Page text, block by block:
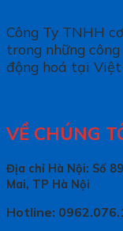
Công Ty TNHH
trong những
động hoá tại
VỀ CHÚNG
Địa chỉ Hà Nội: Số
Mai, TP Hà Nội
Hotline: